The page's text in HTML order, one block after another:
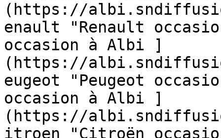
(https://
enault "Renault
occasion à Albi ]
(https://
eugeot "Peugeot
occasion à Albi ]
(https://
itroen "Citroën